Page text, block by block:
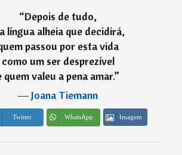
“Depois de tudo,
língua alheia que decidirá,
passou por esta vida
como um ser desprezível
quem valeu a pena amar.”
―Joana Tiemann
Twitter WhatsApp Imagem